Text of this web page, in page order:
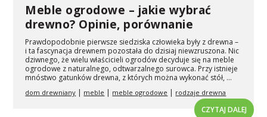
Meble ogrodowe – jakie wybrać
drewno? Opinie, porównanie
Prawdopodobnie pierwsze siedziska człowieka były z drewna –
i ta fascynacja drewnem pozostała do dzisiaj niewzruszona. Nic
dziwnego, że wielu właścicieli ogrodów decyduje się na meble
ogrodowe z naturalnego, odtwarzalnego surowca. Przy istnieje
mnóstwo gatunków drewna, z których można wykonać stół, ...
dom drewniany | meble | meble ogrodowe | rodzaje drewna
CZYTAJ DALEJ